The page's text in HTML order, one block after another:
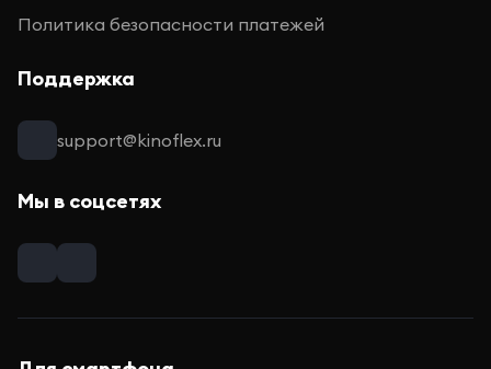
Политика безопасности платежей
Поддержка
support@kinoflex.ru
Мы в соцсетях